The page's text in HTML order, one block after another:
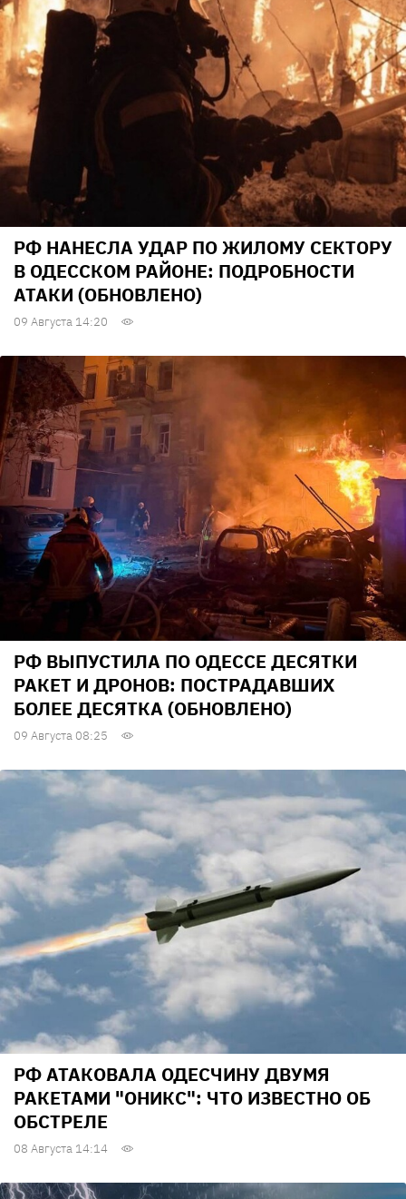
РФ НАНЕСЛА УДАР ПО ЖИЛОМУ СЕКТОРУ
В ОДЕССКОМ РАЙОНЕ: ПОДРОБНОСТИ
АТАКИ (ОБНОВЛЕНО)
09 Августа 14:20
РФ ВЫПУСТИЛА ПО ОДЕССЕ ДЕСЯТКИ
РАКЕТ И ДРОНОВ: ПОСТРАДАВШИХ
БОЛЕЕ ДЕСЯТКА (ОБНОВЛЕНО)
09 Августа 08:25
РФ АТАКОВАЛА ОДЕСЧИНУ ДВУМЯ
РАКЕТАМИ "ОНИКС": ЧТО ИЗВЕСТНО ОБ
ОБСТРЕЛЕ
08 Августа 14:14